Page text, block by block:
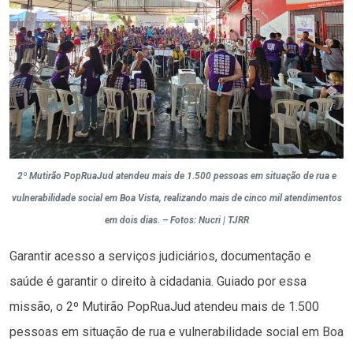
2º Mutirão PopRuaJud atendeu mais de 1.500 pessoas em situação de rua e
vulnerabilidade social em Boa Vista, realizando mais de cinco mil atendimentos
em dois dias. – Fotos: Nucri | TJRR
Garantir acesso a serviços judiciários, documentação e
saúde é garantir o direito à cidadania. Guiado por essa
missão, o 2º Mutirão PopRuaJud atendeu mais de 1.500
pessoas em situação de rua e vulnerabilidade social em Boa